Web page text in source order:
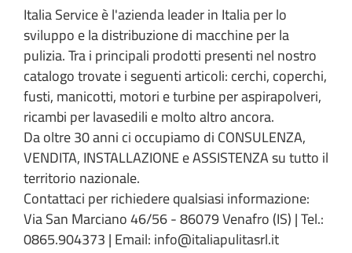
Italia Service è l'azienda leader in Italia per lo
sviluppo e la distribuzione di macchine per la
pulizia. Tra i principali prodotti presenti nel nostro
catalogo trovate i seguenti articoli: cerchi, coperchi,
fusti, manicotti, motori e turbine per aspirapolveri,
ricambi per lavasedili e molto altro ancora.
Da oltre 30 anni ci occupiamo di CONSULENZA,
VENDITA, INSTALLAZIONE e ASSISTENZA su tutto il
territorio nazionale.
Contattaci per richiedere qualsiasi informazione:
Via San Marciano 46/56 - 86079 Venafro (IS) | Tel.:
0865.904373 | Email: info@italiapulitasrl.it